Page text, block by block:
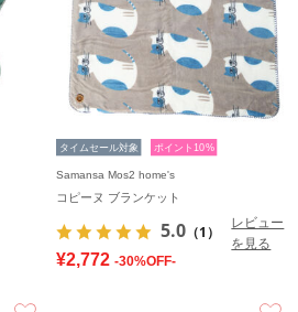
タイムセール対象 ポイント10%
Samansa Mos2 home's
コピーヌ ブランケット
5.0 （1）
レビュー
を見る
¥2,772 -30%OFF-